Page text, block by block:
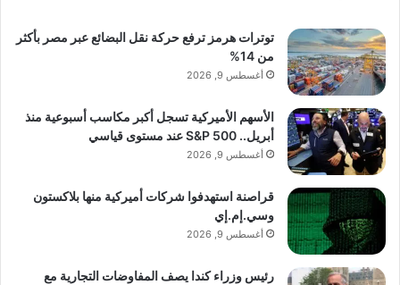
توترات هرمز ترفع حركة نقل البضائع عبر مصر بأكثر
من 14%
أغسطس 9, 2026
الأسهم الأميركية تسجل أكبر مكاسب أسبوعية منذ
أبريل.. S&P 500 عند مستوى قياسي
أغسطس 9, 2026
قراصنة استهدفوا شركات أميركية منها بلاكستون
وسي.إم.إي
أغسطس 9, 2026
رئيس وزراء كندا يصف المفاوضات التجارية مع